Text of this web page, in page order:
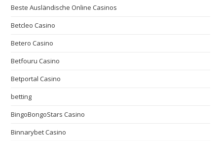
Beste Ausländische Online Casinos
Betcleo Casino
Betero Casino
Betfouru Casino
Betportal Casino
betting
BingoBongoStars Casino
Binnarybet Casino